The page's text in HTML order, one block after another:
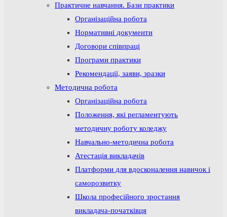
Практичне навчання. Бази практики
Організаційна робота
Нормативні документи
Договори співпраці
Програми практики
Рекомендації, заяви, зразки
Методична робота
Організаційна робота
Положення, які регламентують
методичну роботу коледжу
Навчально-методична робота
Атестація викладачів
Платформи для вдосконалення навичок і
саморозвитку
Школа професійного зростання
викладача-початківця